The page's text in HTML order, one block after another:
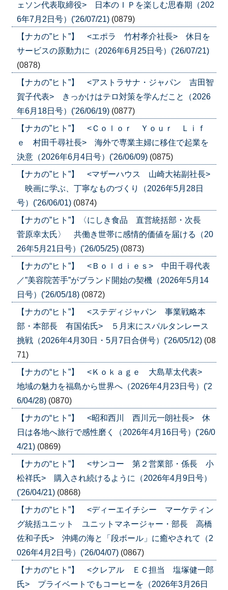
ェソン代表取締役> 日本のＩＰを楽しむ思春期（202
6年7月2日号）('26/07/21) (0879)
【ナカの”ヒト”】 <エポラ 竹村孝介社長> 休日を
サービスの原動力に（2026年6月25日号）('26/07/21)
(0878)
【ナカの”ヒト”】 <アストラサナ・ジャパン 吉田智
賀子代表> きっかけはテロ対策を学んだこと（2026
年6月18日号）('26/06/19) (0877)
【ナカの”ヒト”】 <Ｃｏｌｏｒ Ｙｏｕｒ Ｌｉｆ
ｅ 村田千尋社長> 海外で専業主婦に移住で起業を
決意（2026年6月4日号）('26/06/09) (0875)
【ナカの”ヒト”】 <マザーハウス 山崎大祐副社長>
映画に学ぶ、丁寧なものづくり（2026年5月28日
号）('26/06/01) (0874)
【ナカの”ヒト”】〈にしき食品 直営統括部・次長
菅原幸太氏〉 共働き世帯に感情的価値を届ける（20
26年5月21日号）('26/05/25) (0873)
【ナカの“ヒト”】 <Ｂｏｌｄｉｅｓ> 中田千尋代表
／”美容院苦手”がブランド開始の契機（2026年5月14
日号）('26/05/18) (0872)
【ナカの“ヒト”】 <ステディジャパン 事業戦略本
部・本部長 有国佑氏> ５月末にスパルタンレース
挑戦（2026年4月30日・5月7日合併号）('26/05/12) (08
71)
【ナカの“ヒト”】 <Ｋｏｋａｇｅ 大島草太代表>
地域の魅力を福島から世界へ（2026年4月23日号）('2
6/04/28) (0870)
【ナカの“ヒト”】 <昭和西川 西川元一朗社長> 休
日は各地へ旅行で感性磨く（2026年4月16日号）('26/0
4/21) (0869)
【ナカの“ヒト”】 <サンコー 第２営業部・係長 小
松祥氏> 購入され続けるように（2026年4月9日号）
('26/04/21) (0868)
【ナカの“ヒト”】 <ディーエイチシー マーケティン
グ統括ユニット ユニットマネージャー・部長 高橋
佐和子氏> 沖縄の海と「段ボール」に癒やされて（2
026年4月2日号）('26/04/07) (0867)
【ナカの“ヒト”】 <クレアル ＥＣ担当 塩塚健一郎
氏> プライベートでもコーヒーを（2026年3月26日